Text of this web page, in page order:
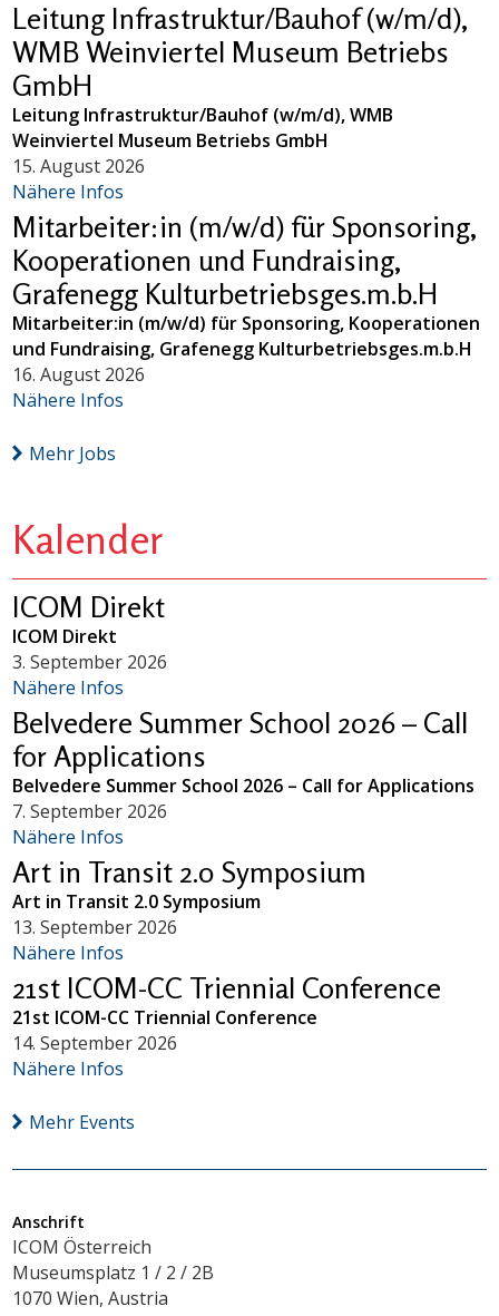
Leitung Infrastruktur/Bauhof (w/m/d),
WMB Weinviertel Museum Betriebs
GmbH
Leitung Infrastruktur/Bauhof (w/m/d), WMB
Weinviertel Museum Betriebs GmbH
15. August 2026
Nähere Infos
Mitarbeiter:in (m/w/d) für Sponsoring,
Kooperationen und Fundraising,
Grafenegg Kulturbetriebsges.m.b.H
Mitarbeiter:in (m/w/d) für Sponsoring, Kooperationen
und Fundraising, Grafenegg Kulturbetriebsges.m.b.H
16. August 2026
Nähere Infos
Mehr Jobs
Kalender
ICOM Direkt
ICOM Direkt
3. September 2026
Nähere Infos
Belvedere Summer School 2026 – Call
for Applications
Belvedere Summer School 2026 – Call for Applications
7. September 2026
Nähere Infos
Art in Transit 2.0 Symposium
Art in Transit 2.0 Symposium
13. September 2026
Nähere Infos
21st ICOM-CC Triennial Conference
21st ICOM-CC Triennial Conference
14. September 2026
Nähere Infos
Mehr Events
Anschrift
ICOM Österreich
Museumsplatz 1 / 2 / 2B
1070 Wien, Austria